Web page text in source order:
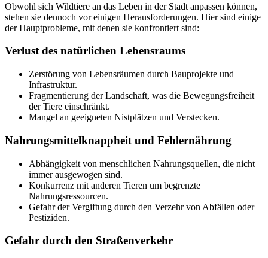
Obwohl sich Wildtiere an das Leben in der Stadt anpassen können,
stehen sie dennoch vor einigen Herausforderungen. Hier sind einige
der Hauptprobleme, mit denen sie konfrontiert sind:
Verlust des natürlichen Lebensraums
Zerstörung von Lebensräumen durch Bauprojekte und
Infrastruktur.
Fragmentierung der Landschaft, was die Bewegungsfreiheit
der Tiere einschränkt.
Mangel an geeigneten Nistplätzen und Verstecken.
Nahrungsmittelknappheit und Fehlernährung
Abhängigkeit von menschlichen Nahrungsquellen, die nicht
immer ausgewogen sind.
Konkurrenz mit anderen Tieren um begrenzte
Nahrungsressourcen.
Gefahr der Vergiftung durch den Verzehr von Abfällen oder
Pestiziden.
Gefahr durch den Straßenverkehr